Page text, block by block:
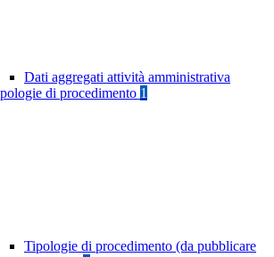
Dati aggregati attività amministrativa
di procedimento 1
Tipologie di procedimento (da pubblicare